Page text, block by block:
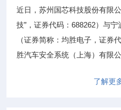
技术发展
近日，苏州国芯科技股份有限
技”，证券代码：688262）与
（证券简称：均胜电子，证券
胜汽车安全系统（上海）有限
了解更